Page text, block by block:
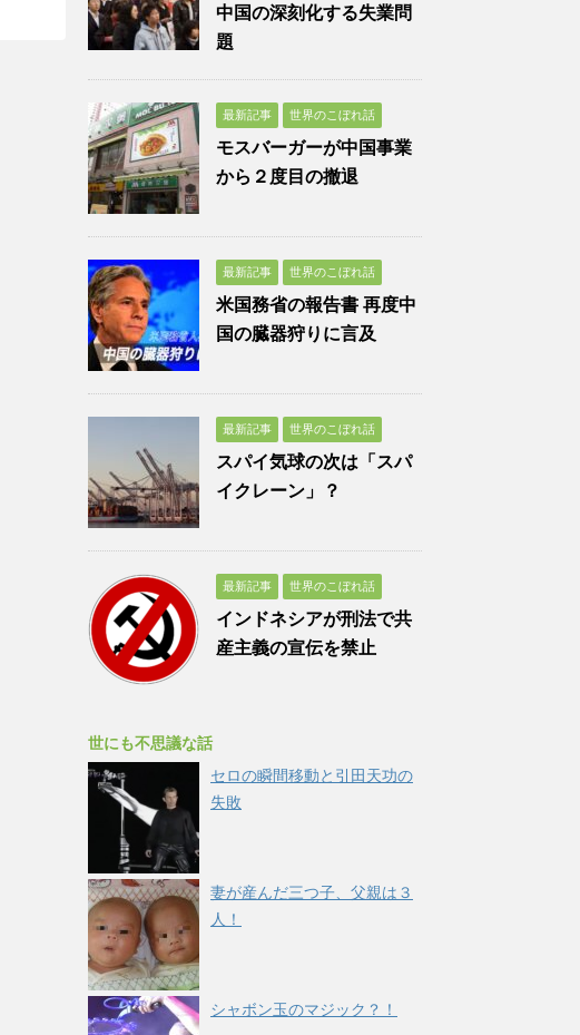
中国の深刻化する失業問
題
最新記事 世界のこぼれ話
モスバーガーが中国事業
から２度目の撤退
最新記事 世界のこぼれ話
米国務省の報告書 再度中
国の臓器狩りに言及
最新記事 世界のこぼれ話
スパイ気球の次は「スパ
イクレーン」？
最新記事 世界のこぼれ話
インドネシアが刑法で共
産主義の宣伝を禁止
世にも不思議な話
セロの瞬間移動と引田天功の
失敗
妻が産んだ三つ子、父親は３
人！
シャボン玉のマジック？！